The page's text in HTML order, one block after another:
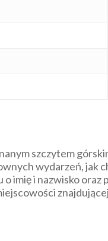
szczytem
wydarzeń, jak
imię i nazwisko oraz